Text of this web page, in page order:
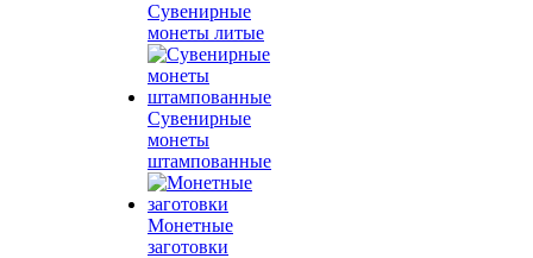
Сувенирные
монеты литые
Сувенирные
монеты
штампованные
Монетные
заготовки